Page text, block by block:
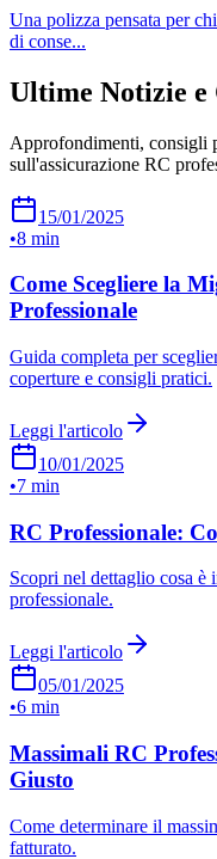
Una polizza pensata per
di conse...
Ultime Notizie e
Approfondimenti, consigli
sull'assicurazione RC
15/01/2025
•8 min
Come Scegliere la
Professionale
Guida completa per
coperture e consigli pratici.
Leggi l'articolo
10/01/2025
•7 min
RC Professionale:
Scopri nel dettaglio cosa è
professionale.
Leggi l'articolo
05/01/2025
•6 min
Massimali RC
Giusto
Come determinare il
fatturato.